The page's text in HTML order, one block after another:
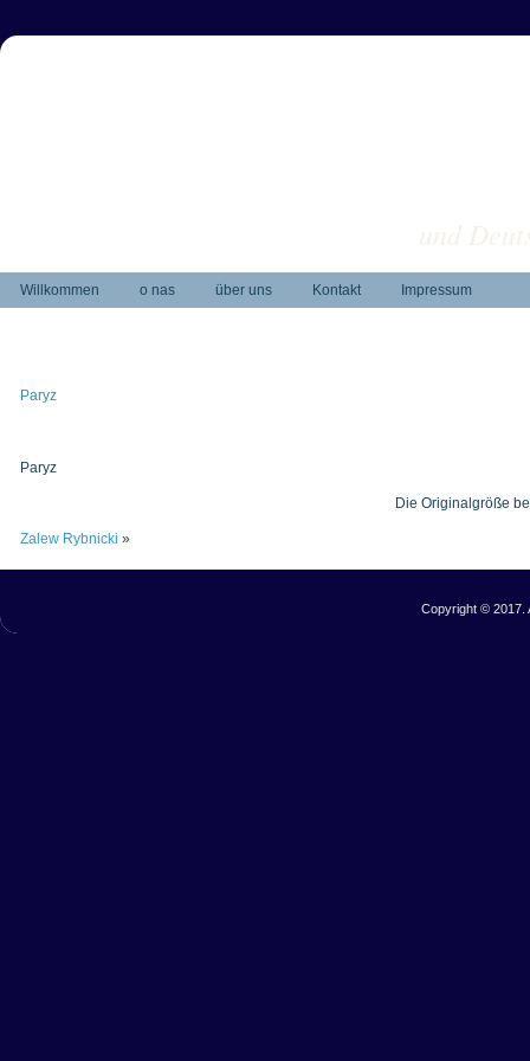
und
Willkommen o nas über uns Kontakt Impressum
Paryz
Paryz
Die Originalgröße
Zalew Rybnicki »
Copyright © 2017.